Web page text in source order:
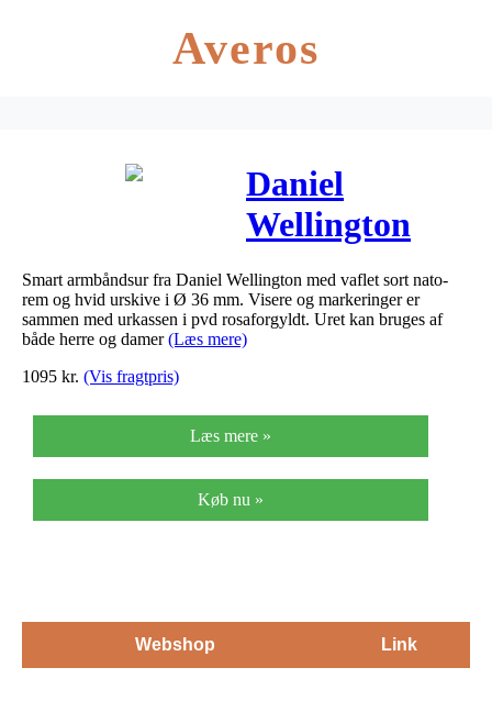
Averos
Daniel
Wellington
Classic
Cornwall ur i
rosa 36 mm
Smart armbåndsur fra Daniel Wellington med vaflet sort nato-
rem og hvid urskive i Ø 36 mm. Visere og markeringer er
sammen med urkassen i pvd rosaforgyldt. Uret kan bruges af
både herre og damer(Læs mere)
1095 kr. (Vis fragtpris)
Læs mere »
Køb nu »
Webshop Link